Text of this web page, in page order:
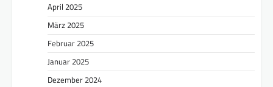
April 2025
März 2025
Februar 2025
Januar 2025
Dezember 2024